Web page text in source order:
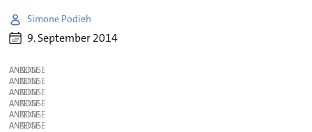
Simone Podieh
9. September 2014
ANZEIGE
ANZEIGE
ANZEIGE
ANZEIGE
ANZEIGE
ANZEIGE